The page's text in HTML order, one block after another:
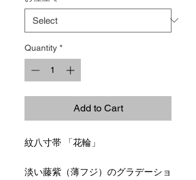
Quantity *
Add to Cart
紋八寸帯 「花輪」
淡い藤紫（薄フジ）のグラデーショ